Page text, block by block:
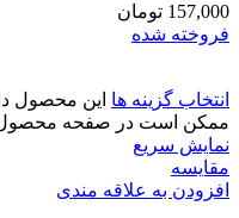
157,000 تومان
فروخته شده
انتخاب گزینه ها این محصول
ممکن است در صفحه محصول
نمایش سریع
مقايسه
افزودن به علاقه مندی